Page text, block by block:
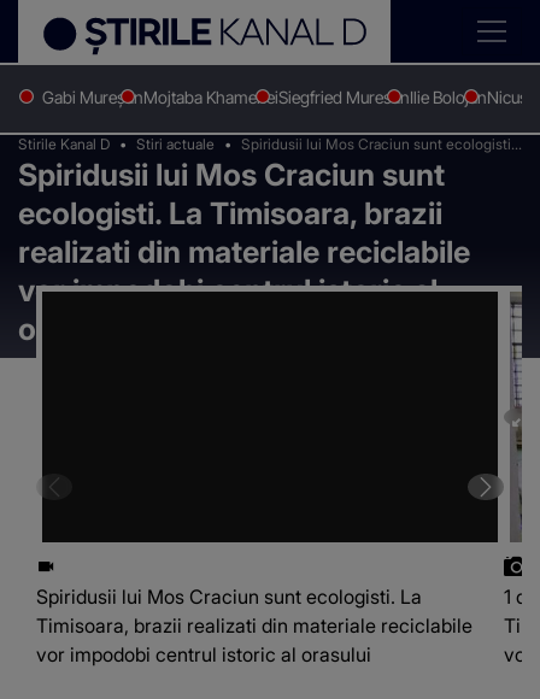
Gabi MureșanMojtaba KhameneiSiegfried MuresanIlie Bolojan
Stirile Kanal D Stiri actuale
Spiridusii lui Mos Craciun sunt ecologisti.
La Timisoara, brazii realizati din materiale
reciclabile vor impodobi centrul istoric al
orasului
Spiridusii lui Mos Craciun sunt
ecologisti. La Timisoara, brazii
realizati din materiale reciclabile
vor impodobi centrul istoric al
orasului
Spiridusii lui Mos Craciun sunt ecologisti. La
Timisoara, brazii realizati din materiale reciclabile
vor impodobi centrul istoric al orasului
1
vor